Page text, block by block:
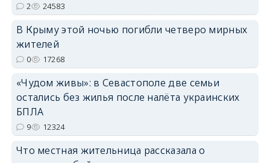
erid: 2SDnjdPjgYS
erid: 2SDnjdvhGXG
2 24583
В Крыму этой ночью погибли четверо мирных
жителей
0 17268
«Чудом живы»: в Севастополе две семьи
остались без жилья после налёта украинских
БПЛА
9 12324
Что местная жительница рассказала о